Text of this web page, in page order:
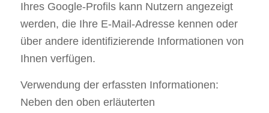
Ihres Google-Profils kann Nutzern angezeigt
werden, die Ihre E-Mail-Adresse kennen oder
über andere identifizierende Informationen von
Ihnen verfügen.
Verwendung der erfassten Informationen:
Neben den oben erläuterten